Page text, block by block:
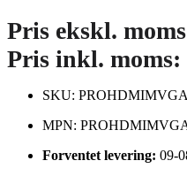
Pris ekskl.
Pris inkl. moms:
SKU:
MPN:
Forventet levering: 09-